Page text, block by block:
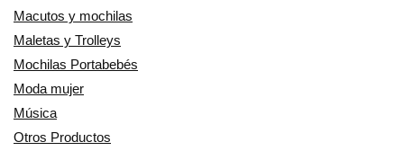
Macutos y mochilas
Maletas y Trolleys
Mochilas Portabebés
Moda mujer
Música
Otros Productos